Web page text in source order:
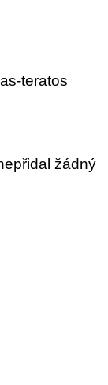
teratos
žádný